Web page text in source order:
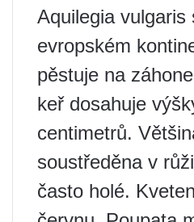
Aquilegia vulgaris
evropském
pěstuje na
keř dosahuje
centimetrů.
soustředěna v
často holé.